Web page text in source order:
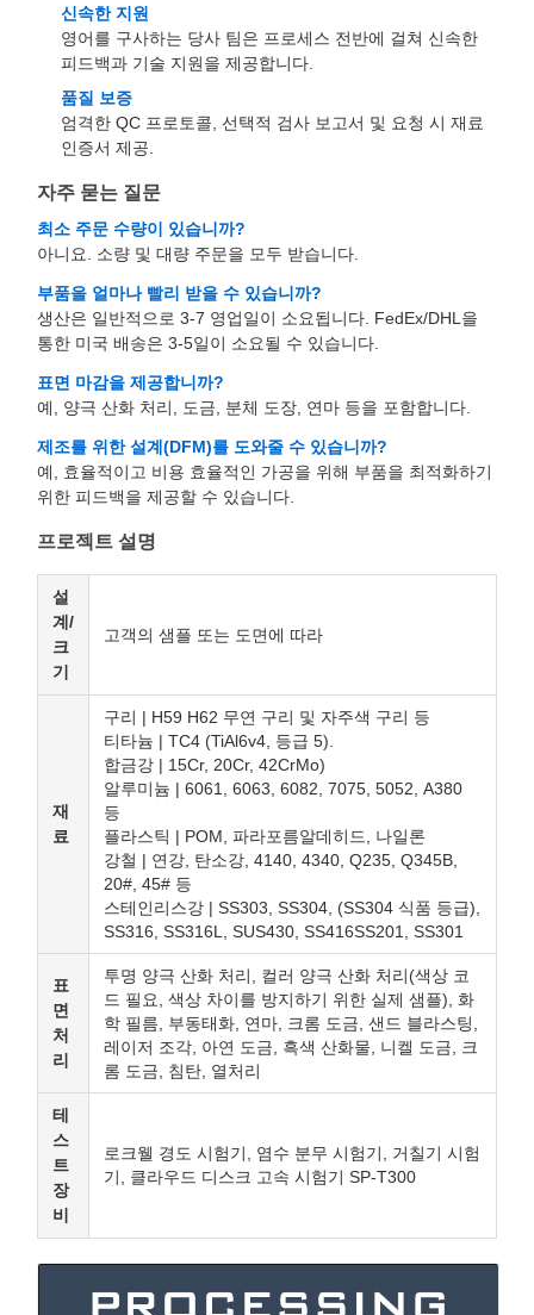
신속한 지원
영어를 구사하는 당사 팀은 프로세스 전반에 걸쳐 신속한
피드백과 기술 지원을 제공합니다.
품질 보증
엄격한 QC 프로토콜, 선택적 검사 보고서 및 요청 시 재료
인증서 제공.
자주 묻는 질문
최소 주문 수량이 있습니까?
아니요. 소량 및 대량 주문을 모두 받습니다.
부품을 얼마나 빨리 받을 수 있습니까?
생산은 일반적으로 3-7 영업일이 소요됩니다. FedEx/DHL을
통한 미국 배송은 3-5일이 소요될 수 있습니다.
표면 마감을 제공합니까?
예, 양극 산화 처리, 도금, 분체 도장, 연마 등을 포함합니다.
제조를 위한 설계(DFM)를 도와줄 수 있습니까?
예, 효율적이고 비용 효율적인 가공을 위해 부품을 최적화하기
위한 피드백을 제공할 수 있습니다.
프로젝트 설명
설
계/
크
기
고객의 샘플 또는 도면에 따라
재
료
구리 | H59 H62 무연 구리 및 자주색 구리 등
티타늄 | TC4 (TiAl6v4, 등급 5).
합금강 | 15Cr, 20Cr, 42CrMo)
알루미늄 | 6061, 6063, 6082, 7075, 5052, A380
등
플라스틱 | POM, 파라포름알데히드, 나일론
강철 | 연강, 탄소강, 4140, 4340, Q235, Q345B,
20#, 45# 등
스테인리스강 | SS303, SS304, (SS304 식품 등급),
SS316, SS316L, SUS430, SS416SS201, SS301
표
면
처
리
투명 양극 산화 처리, 컬러 양극 산화 처리(색상 코
드 필요, 색상 차이를 방지하기 위한 실제 샘플), 화
학 필름, 부동태화, 연마, 크롬 도금, 샌드 블라스팅,
레이저 조각, 아연 도금, 흑색 산화물, 니켈 도금, 크
롬 도금, 침탄, 열처리
테
스
트
장
비
로크웰 경도 시험기, 염수 분무 시험기, 거칠기 시험
기, 클라우드 디스크 고속 시험기 SP-T300